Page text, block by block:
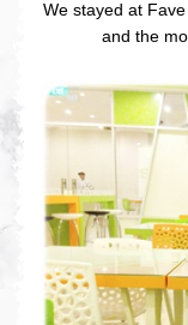
We stayed at
and the